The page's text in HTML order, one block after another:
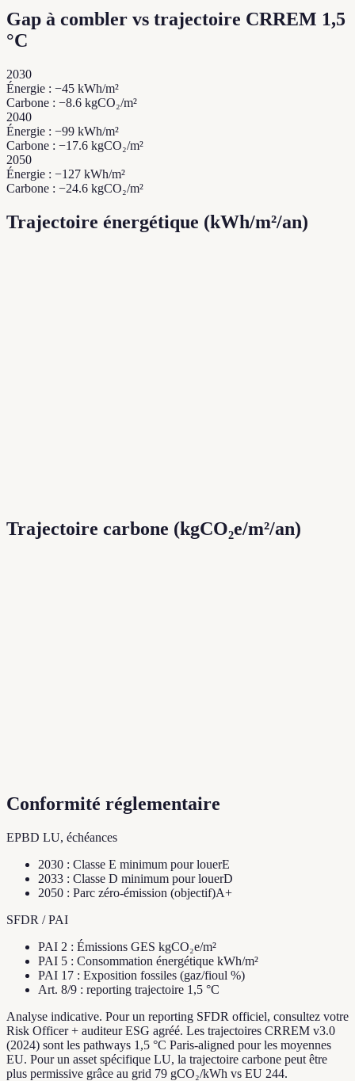
Gap à combler vs trajectoire CRREM 1,5
°C
2030
Énergie : −45 kWh/m²
Carbone : −8.6 kgCO₂/m²
2040
Énergie : −99 kWh/m²
Carbone : −17.6 kgCO₂/m²
2050
Énergie : −127 kWh/m²
Carbone : −24.6 kgCO₂/m²
Trajectoire énergétique (kWh/m²/an)
Trajectoire carbone (kgCO₂e/m²/an)
Conformité réglementaire
EPBD LU, échéances
2030 : Classe E minimum pour louerE
2033 : Classe D minimum pour louerD
2050 : Parc zéro-émission (objectif)A+
SFDR / PAI
PAI 2 : Émissions GES kgCO₂e/m²
PAI 5 : Consommation énergétique kWh/m²
PAI 17 : Exposition fossiles (gaz/fioul %)
Art. 8/9 : reporting trajectoire 1,5 °C
Analyse indicative. Pour un reporting SFDR officiel, consultez votre
Risk Officer + auditeur ESG agréé. Les trajectoires CRREM v3.0
(2024) sont les pathways 1,5 °C Paris-aligned pour les moyennes
EU. Pour un asset spécifique LU, la trajectoire carbone peut être
plus permissive grâce au grid 79 gCO₂/kWh vs EU 244.